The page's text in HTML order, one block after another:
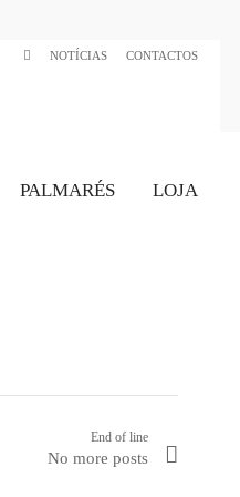
NOTÍCIAS CONTACTOS
PALMARÉS LOJA
End of line
No more posts